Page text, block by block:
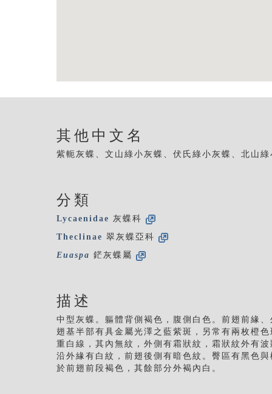
其他中文名
紫軛灰蝶、文山綠小灰蝶、伏氏綠小灰蝶、北山
分類
Lycaenidae 灰蝶科
Theclinae 翠灰蝶亞科
Euaspa 鋩灰蝶屬
描述
中型灰蝶。軀體背側褐色，腹側白色。前翅前緣
翅基半部有具金屬光澤之藍紫斑，另常有兩枚橙
重白線，其內無紋，外側有霜狀紋，霜狀紋外有
沿外緣有白紋，前翅後側有暗色紋。臀區有黑色
於前翅前段褐色，其餘部分外褐內白。